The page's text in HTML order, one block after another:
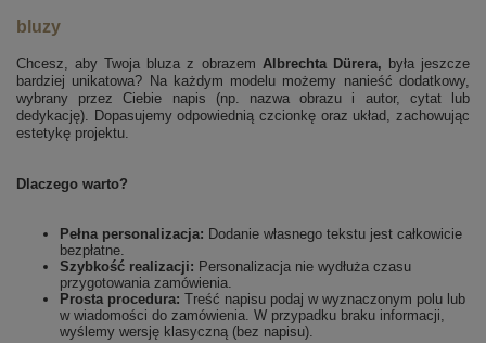
bluzy
Chcesz, aby Twoja bluza z obrazem Albrechta Dürera, była jeszcze
bardziej unikatowa? Na każdym modelu możemy nanieść dodatkowy,
wybrany przez Ciebie napis (np. nazwa obrazu i autor, cytat lub
dedykację). Dopasujemy odpowiednią czcionkę oraz układ, zachowując
estetykę projektu.
Dlaczego warto?
Pełna personalizacja: Dodanie własnego tekstu jest całkowicie
bezpłatne.
Szybkość realizacji: Personalizacja nie wydłuża czasu
przygotowania zamówienia.
Prosta procedura: Treść napisu podaj w wyznaczonym polu lub
w wiadomości do zamówienia. W przypadku braku informacji,
wyślemy wersję klasyczną (bez napisu).